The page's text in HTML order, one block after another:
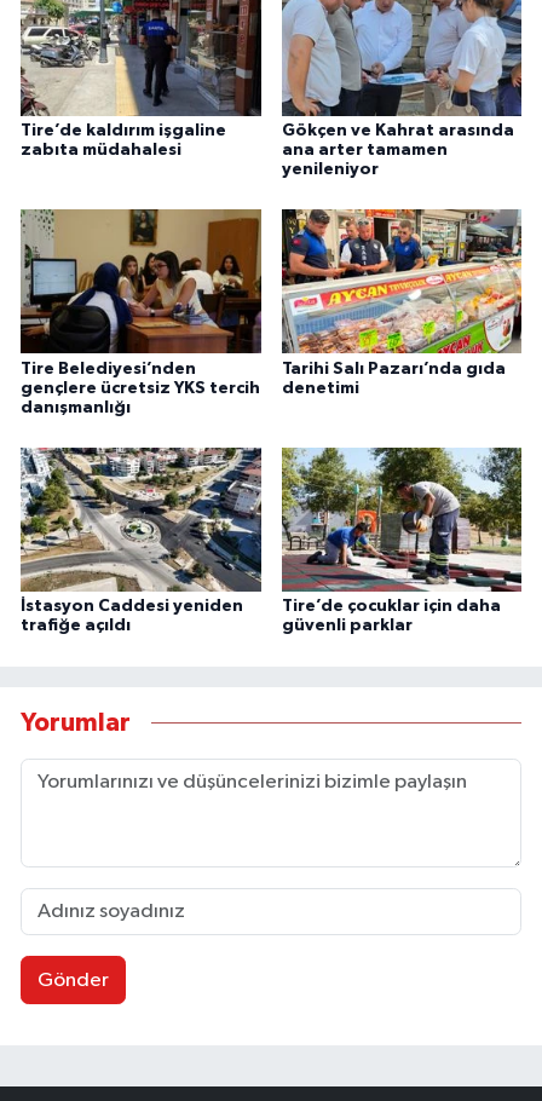
Tire’de kaldırım işgaline
zabıta müdahalesi
Gökçen ve Kahrat arasında
ana arter tamamen
yenileniyor
Tire Belediyesi’nden
gençlere ücretsiz YKS tercih
danışmanlığı
Tarihi Salı Pazarı’nda gıda
denetimi
İstasyon Caddesi yeniden
trafiğe açıldı
Tire’de çocuklar için daha
güvenli parklar
Yorumlar
Gönder